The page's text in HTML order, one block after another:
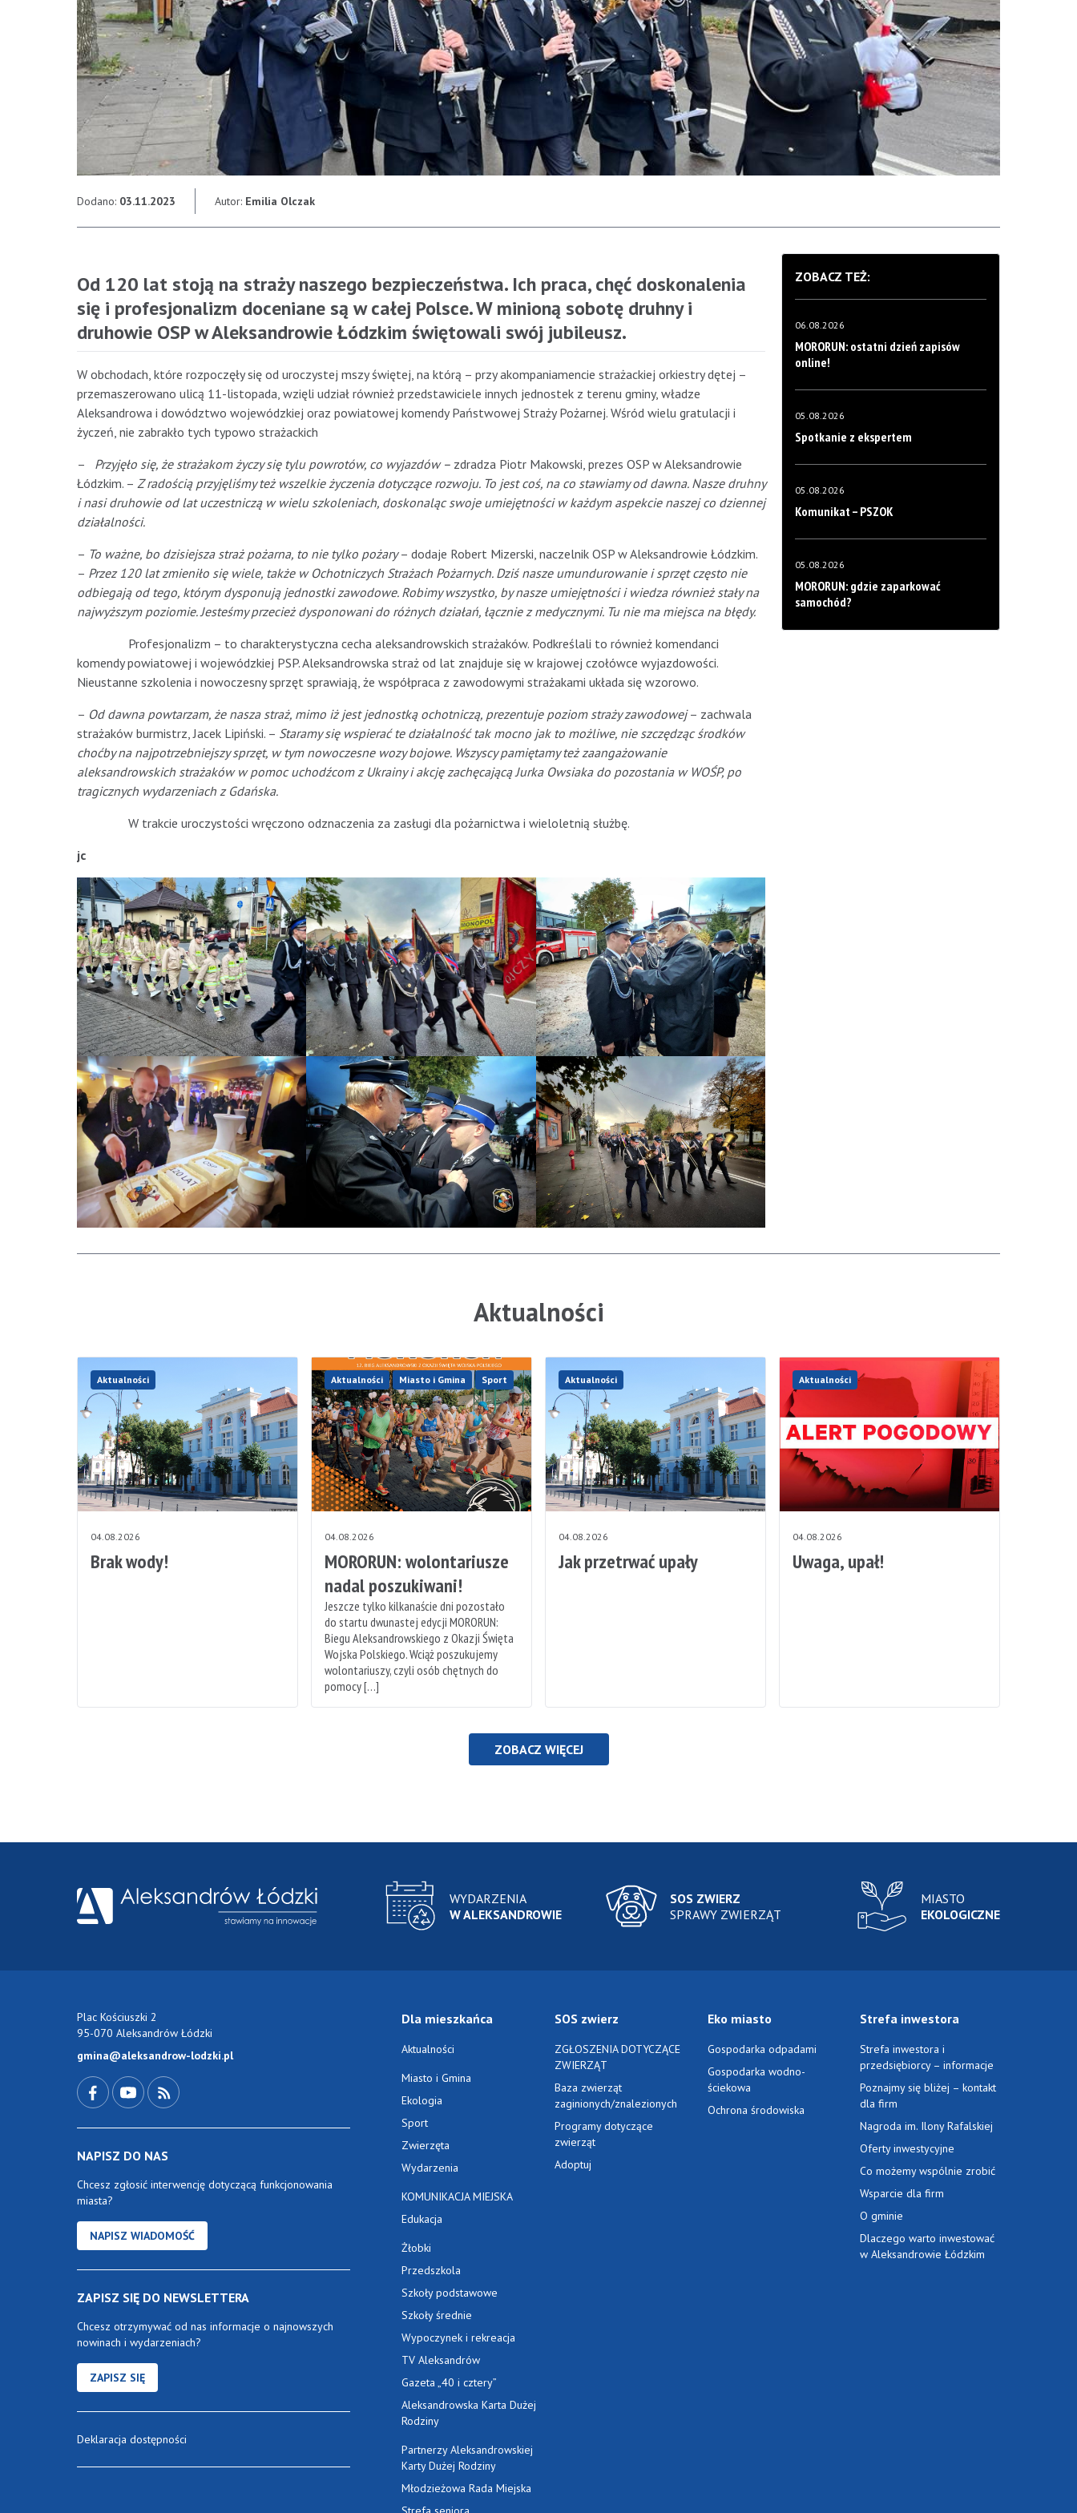
Dodano: 03.11.2023 Autor: Emilia Olczak
Od 120 lat stoją na straży naszego bezpieczeństwa. Ich praca, chęć doskonalenia
się i profesjonalizm doceniane są w całej Polsce. W minioną sobotę druhny i
druhowie OSP w Aleksandrowie Łódzkim świętowali swój jubileusz.
W obchodach, które rozpoczęły się od uroczystej mszy świętej, na którą – przy akompaniamencie strażackiej orkiestry dętej –
przemaszerowano ulicą 11-listopada, wzięli udział również przedstawiciele innych jednostek z terenu gminy, władze
Aleksandrowa i dowództwo wojewódzkiej oraz powiatowej komendy Państwowej Straży Pożarnej. Wśród wielu gratulacji i
życzeń, nie zabrakło tych typowo strażackich
– Przyjęło się, że strażakom życzy się tylu powrotów, co wyjazdów – zdradza Piotr Makowski, prezes OSP w Aleksandrowie
Łódzkim. – Z radością przyjęliśmy też wszelkie życzenia dotyczące rozwoju. To jest coś, na co stawiamy od dawna. Nasze druhny
i nasi druhowie od lat uczestniczą w wielu szkoleniach, doskonaląc swoje umiejętności w każdym aspekcie naszej co dziennej
działalności.
– To ważne, bo dzisiejsza straż pożarna, to nie tylko pożary– dodaje Robert Mizerski, naczelnik OSP w Aleksandrowie Łódzkim.
– Przez 120 lat zmieniło się wiele, także w Ochotniczych Strażach Pożarnych. Dziś nasze umundurowanie i sprzęt często nie
odbiegają od tego, którym dysponują jednostki zawodowe. Robimy wszystko, by nasze umiejętności i wiedza również stały na
najwyższym poziomie. Jesteśmy przecież dysponowani do różnych działań, łącznie z medycznymi. Tu nie ma miejsca na błędy.
Profesjonalizm – to charakterystyczna cecha aleksandrowskich strażaków. Podkreślali to również komendanci
komendy powiatowej i wojewódzkiej PSP. Aleksandrowska straż od lat znajduje się w krajowej czołówce wyjazdowości.
Nieustanne szkolenia i nowoczesny sprzęt sprawiają, że współpraca z zawodowymi strażakami układa się wzorowo.
– Od dawna powtarzam, że nasza straż, mimo iż jest jednostką ochotniczą, prezentuje poziom straży zawodowej– zachwala
strażaków burmistrz, Jacek Lipiński. – Staramy się wspierać te działalność tak mocno jak to możliwe, nie szczędząc środków
choćby na najpotrzebniejszy sprzęt, w tym nowoczesne wozy bojowe. Wszyscy pamiętamy też zaangażowanie
aleksandrowskich strażaków w pomoc uchodźcom z Ukrainy i akcję zachęcającą Jurka Owsiaka do pozostania w WOŚP, po
tragicznych wydarzeniach z Gdańska.
W trakcie uroczystości wręczono odznaczenia za zasługi dla pożarnictwa i wieloletnią służbę.
jc
ZOBACZ TEŻ:
06.08.2026
MORORUN: ostatni dzień zapisów
online!
05.08.2026
Spotkanie z ekspertem
05.08.2026
Komunikat – PSZOK
05.08.2026
MORORUN: gdzie zaparkować
samochód?
Aktualności
Aktualności
04.08.2026
Brak wody!
Aktualności Miasto i Gmina Sport
04.08.2026
MORORUN: wolontariusze
nadal poszukiwani!
Jeszcze tylko kilkanaście dni pozostało
do startu dwunastej edycji MORORUN:
Biegu Aleksandrowskiego z Okazji Święta
Wojska Polskiego. Wciąż poszukujemy
wolontariuszy, czyli osób chętnych do
pomocy […]
Aktualności
04.08.2026
Jak przetrwać upały
Aktualności
04.08.2026
Uwaga, upał!
ZOBACZ WIĘCEJ
WYDARZENIA
W ALEKSANDROWIE
SOS ZWIERZ
SPRAWY ZWIERZĄT
MIASTO
EKOLOGICZNE
Plac Kościuszki 2
95-070 Aleksandrów Łódzki
gmina@aleksandrow-lodzki.pl
NAPISZ DO NAS
Chcesz zgłosić interwencję dotyczącą funkcjonowania
miasta?
NAPISZ WIADOMOŚĆ
ZAPISZ SIĘ DO NEWSLETTERA
Chcesz otrzymywać od nas informacje o najnowszych
nowinach i wydarzeniach?
ZAPISZ SIĘ
Deklaracja dostępności
Dla mieszkańca
Aktualności
Miasto i Gmina
Ekologia
Sport
Zwierzęta
Wydarzenia
KOMUNIKACJA MIEJSKA
Edukacja
Żłobki
Przedszkola
Szkoły podstawowe
Szkoły średnie
Wypoczynek i rekreacja
TV Aleksandrów
Gazeta „40 i cztery”
Aleksandrowska Karta Dużej
Rodziny
Partnerzy Aleksandrowskiej
Karty Dużej Rodziny
Młodzieżowa Rada Miejska
SOS zwierz
ZGŁOSZENIA DOTYCZĄCE
ZWIERZĄT
Baza zwierząt
zaginionych/znalezionych
Programy dotyczące
zwierząt
Adoptuj
Eko miasto
Gospodarka odpadami
Gospodarka wodno-
ściekowa
Ochrona środowiska
Strefa inwestora
Strefa inwestora i
przedsiębiorcy – informacje
Poznajmy się bliżej – kontakt
dla firm
Nagroda im. Ilony Rafalskiej
Oferty inwestycyjne
Co możemy wspólnie zrobić
Wsparcie dla firm
O gminie
Dlaczego warto inwestować
w Aleksandrowie Łódzkim